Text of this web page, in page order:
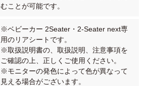
むことが可能です。
※ベビーカー 2Seater・2-Seater next専
用のリアシートです。
※取扱説明書の、取扱説明、注意事項を
ご確認の上、正しくご使用ください。
※モニターの発色によって色が異なって
見える場合がございます。